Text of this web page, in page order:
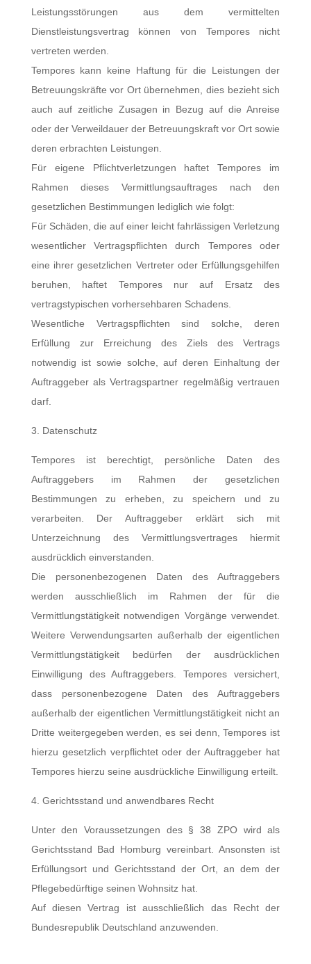
Leistungsstörungen aus dem vermittelten
Dienstleistungsvertrag können von Tempores nicht
vertreten werden.
Tempores kann keine Haftung für die Leistungen der
Betreuungskräfte vor Ort übernehmen, dies bezieht sich
auch auf zeitliche Zusagen in Bezug auf die Anreise
oder der Verweildauer der Betreuungskraft vor Ort sowie
deren erbrachten Leistungen.
Für eigene Pflichtverletzungen haftet Tempores im
Rahmen dieses Vermittlungsauftrages nach den
gesetzlichen Bestimmungen lediglich wie folgt:
Für Schäden, die auf einer leicht fahrlässigen Verletzung
wesentlicher Vertragspflichten durch Tempores oder
eine ihrer gesetzlichen Vertreter oder Erfüllungsgehilfen
beruhen, haftet Tempores nur auf Ersatz des
vertragstypischen vorhersehbaren Schadens.
Wesentliche Vertragspflichten sind solche, deren
Erfüllung zur Erreichung des Ziels des Vertrags
notwendig ist sowie solche, auf deren Einhaltung der
Auftraggeber als Vertragspartner regelmäßig vertrauen
darf.
3. Datenschutz
Tempores ist berechtigt, persönliche Daten des
Auftraggebers im Rahmen der gesetzlichen
Bestimmungen zu erheben, zu speichern und zu
verarbeiten. Der Auftraggeber erklärt sich mit
Unterzeichnung des Vermittlungsvertrages hiermit
ausdrücklich einverstanden.
Die personenbezogenen Daten des Auftraggebers
werden ausschließlich im Rahmen der für die
Vermittlungstätigkeit notwendigen Vorgänge verwendet.
Weitere Verwendungsarten außerhalb der eigentlichen
Vermittlungstätigkeit bedürfen der ausdrücklichen
Einwilligung des Auftraggebers. Tempores versichert,
dass personenbezogene Daten des Auftraggebers
außerhalb der eigentlichen Vermittlungstätigkeit nicht an
Dritte weitergegeben werden, es sei denn, Tempores ist
hierzu gesetzlich verpflichtet oder der Auftraggeber hat
Tempores hierzu seine ausdrückliche Einwilligung erteilt.
4. Gerichtsstand und anwendbares Recht
Unter den Voraussetzungen des § 38 ZPO wird als
Gerichtsstand Bad Homburg vereinbart. Ansonsten ist
Erfüllungsort und Gerichtsstand der Ort, an dem der
Pflegebedürftige seinen Wohnsitz hat.
Auf diesen Vertrag ist ausschließlich das Recht der
Bundesrepublik Deutschland anzuwenden.